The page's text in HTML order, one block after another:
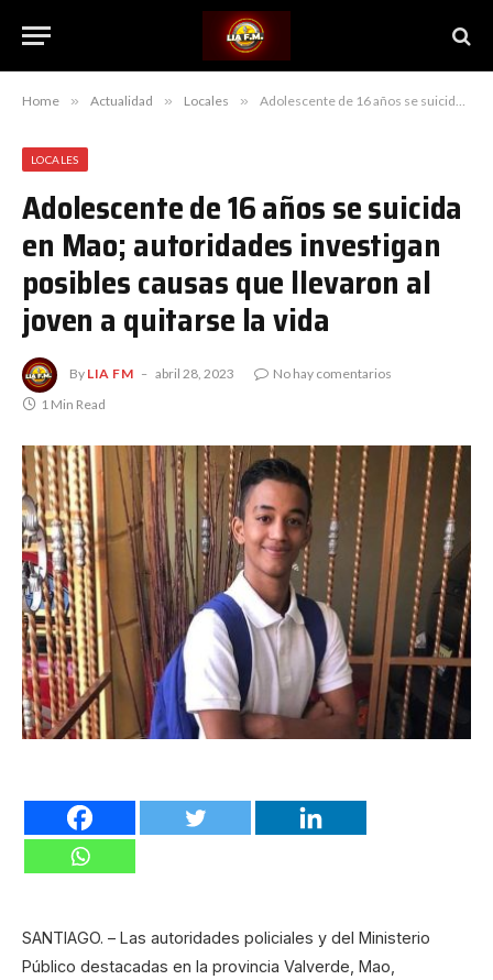
Home » Actualidad » Locales » Adolescente de 16 años se suicida en Mao; autoridades investigan posibles causas que llevaron al joven a quitarse la vida
LOCALES
Adolescente de 16 años se suicida
en Mao; autoridades investigan
posibles causas que llevaron al
joven a quitarse la vida
By LIA FM abril 28, 2023
No hay comentarios
1 Min Read
SANTIAGO. – Las autoridades policiales y del Ministerio
Público destacadas en la provincia Valverde, Mao,